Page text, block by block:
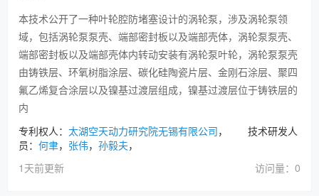
本技术公开了一种叶轮腔防堵塞设计的涡轮泵，涉及涡轮泵领
域，包括涡轮泵泵壳、端部密封板以及端部壳体，涡轮泵泵壳、
端部密封板以及端部壳体内转动安装有涡轮泵叶轮，涡轮泵泵壳
由铸铁层、环氧树脂涂层、碳化硅陶瓷片层、金刚石涂层、聚四
氟乙烯复合涂层以及镍基过渡层组成，镍基过渡层位于铸铁层的
内
专利权人： 太湖空天动力研究院无锡有限公司， 技术研发人
员： 何聿， 张伟， 孙毅夫，
1天前更新
访问量：0